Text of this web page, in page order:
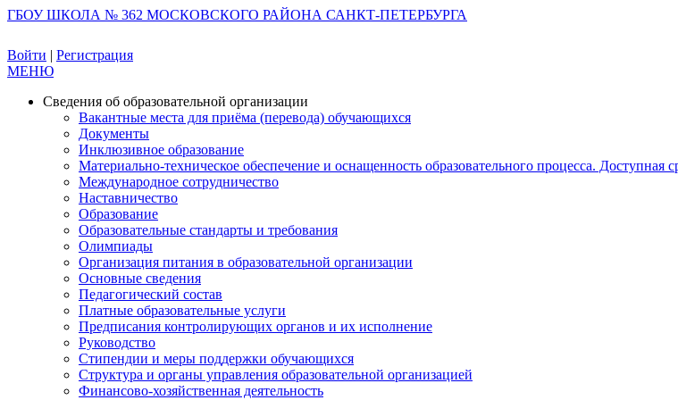
ГБОУ ШКОЛА № 362 МОСКОВСКОГО РАЙОНА САНКТ-ПЕТЕРБУРГА
Войти | Регистрация
МЕНЮ
Сведения об образовательной организации
Вакантные места для приёма (перевода) обучающихся
Документы
Инклюзивное образование
Материально-техническое обеспечение и оснащенность образовательного процесса. Доступная
Международное сотрудничество
Наставничество
Образование
Образовательные стандарты и требования
Олимпиады
Организация питания в образовательной организации
Основные сведения
Педагогический состав
Платные образовательные услуги
Предписания контролирующих органов и их исполнение
Руководство
Стипендии и меры поддержки обучающихся
Структура и органы управления образовательной организацией
Финансово-хозяйственная деятельность